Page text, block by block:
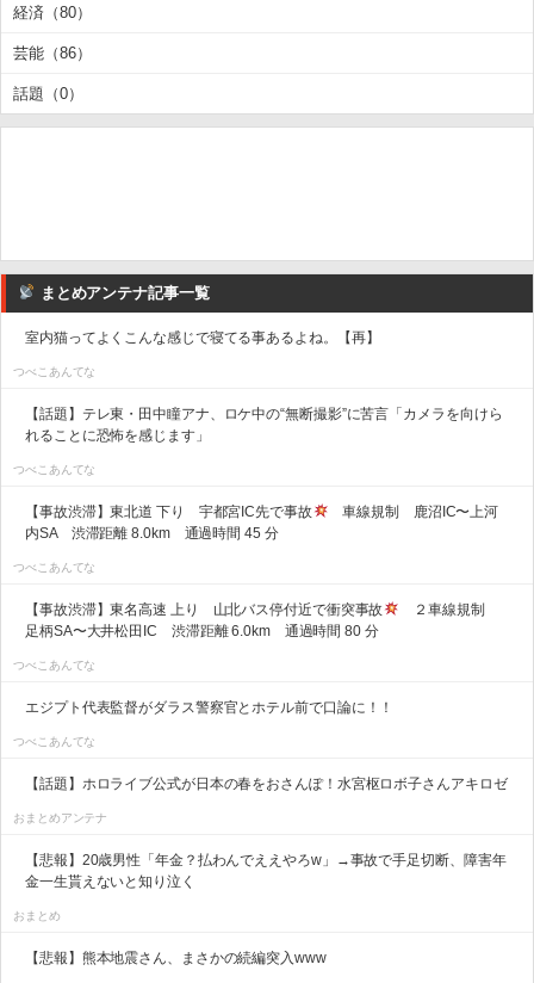
経済（80）
芸能（86）
話題（0）
まとめアンテナ記事一覧
室内猫ってよくこんな感じで寝てる事あるよね。【再】
つべこあんてな
【話題】テレ東・田中瞳アナ、ロケ中の“無断撮影”に苦言「カメラを向けら
れることに恐怖を感じます」
つべこあんてな
【事故渋滞】東北道 下り 宇都宮IC先で事故
車線規制 鹿沼IC〜上河
内SA 渋滞距離 8.0km 通過時間 45 分
つべこあんてな
【事故渋滞】東名高速 上り 山北バス停付近で衝突事故
２車線規制
足柄SA〜大井松田IC 渋滞距離 6.0km 通過時間 80 分
つべこあんてな
エジプト代表監督がダラス警察官とホテル前で口論に！！
つべこあんてな
【話題】ホロライブ公式が日本の春をおさんぽ！水宮枢ロボ子さんアキロゼ
おまとめアンテナ
【悲報】20歳男性「年金？払わんでええやろw」→事故で手足切断、障害年
金一生貰えないと知り泣く
おまとめ
【悲報】熊本地震さん、まさかの続編突入www